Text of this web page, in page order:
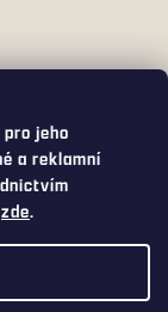
jeho
a reklamní
zde.